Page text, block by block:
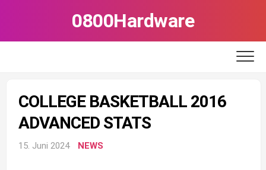
0800Hardware
COLLEGE BASKETBALL 2016
ADVANCED STATS
15. Juni 2024 NEWS